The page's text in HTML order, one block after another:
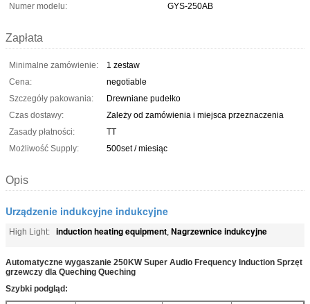
Numer modelu:
GYS-250AB
Zapłata
Minimalne zamówienie:
1 zestaw
Cena:
negotiable
Szczegóły pakowania:
Drewniane pudełko
Czas dostawy:
Zależy od zamówienia i miejsca przeznaczenia
Zasady płatności:
TT
Możliwość Supply:
500set / miesiąc
Opis
Urządzenie indukcyjne indukcyjne
High Light: induction heating equipment, Nagrzewnice indukcyjne
Automatyczne wygaszanie 250KW Super Audio Frequency Induction Sprzęt
grzewczy dla Queching Queching
Szybki podgląd: